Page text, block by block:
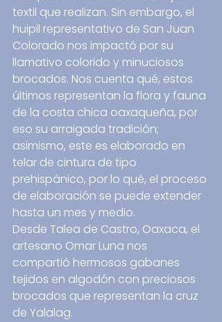
textil que realizan. Sin embargo, el
huipil representativo de San Juan
Colorado nos impactó por su
llamativo colorido y minuciosos
brocados. Nos cuenta qué, estos
últimos representan la flora y fauna
de la costa chica oaxaqueña, por
eso su arraigada tradición;
asimismo, este es elaborado en
telar de cintura de tipo
prehispánico, por lo qué, el proceso
de elaboración se puede extender
hasta un mes y medio.
Desde Talea de Castro, Oaxaca, el
artesano Omar Luna nos
compartió hermosos gabanes
tejidos en algodón con preciosos
brocados que representan la cruz
de Yalalag.